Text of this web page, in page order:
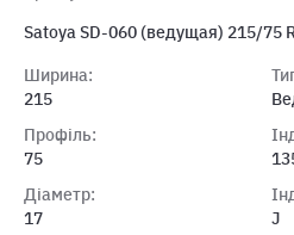
Satoya SD-060 (ведущая) 215/75
Ширина:
215
Профіль:
75
Діаметр:
17
J